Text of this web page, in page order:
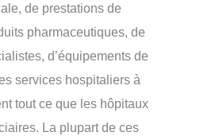
de prestations de
pharmaceutiques, de
d’équipements de
services hospitaliers à
tout ce que les hôpitaux
La plupart de ces